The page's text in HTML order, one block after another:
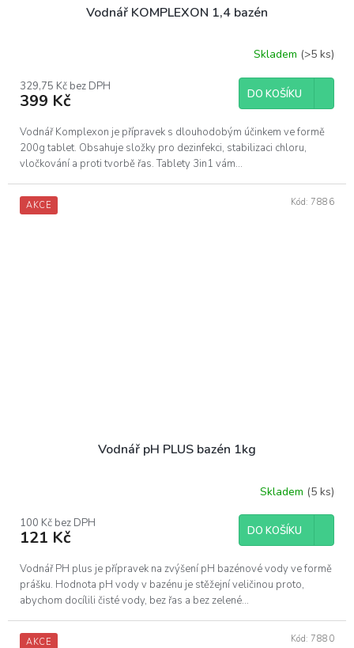
Vodnář KOMPLEXON 1,4 bazén
Skladem (>5 ks)
329,75 Kč bez DPH
399 Kč DO KOŠÍKU
Vodnář Komplexon je přípravek s dlouhodobým účinkem ve formě
200g tablet. Obsahuje složky pro dezinfekci, stabilizaci chloru,
vločkování a proti tvorbě řas. Tablety 3in1 vám...
AKCE
Vodnář pH PLUS bazén 1kg
Skladem (5 ks)
100 Kč bez DPH
121 Kč DO KOŠÍKU
Vodnář PH plus je přípravek na zvýšení pH bazénové vody ve formě
prášku. Hodnota pH vody v bazénu je stěžejní veličinou proto,
abychom docílili čisté vody, bez řas a bez zelené...
Kód: 7886
AKCE Kód: 7880